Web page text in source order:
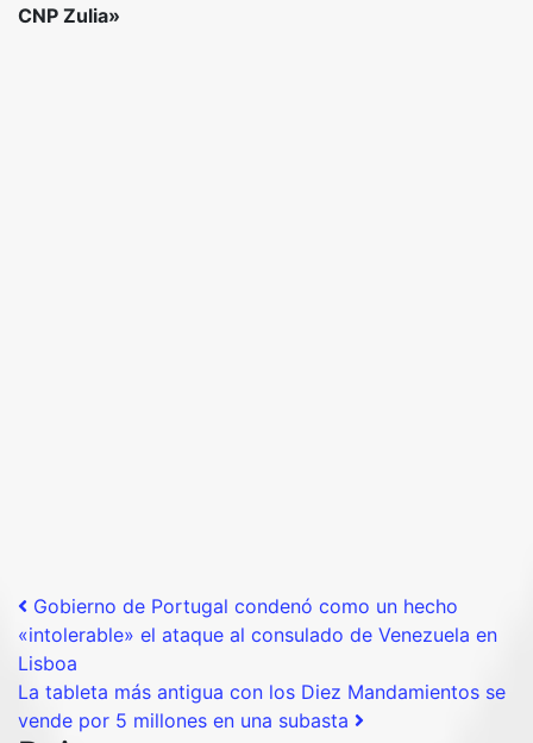
CNP Zulia»
Post navigation
Gobierno de Portugal condenó como un hecho
«intolerable» el ataque al consulado de Venezuela en
Lisboa
La tableta más antigua con los Diez Mandamientos se
vende por 5 millones en una subasta